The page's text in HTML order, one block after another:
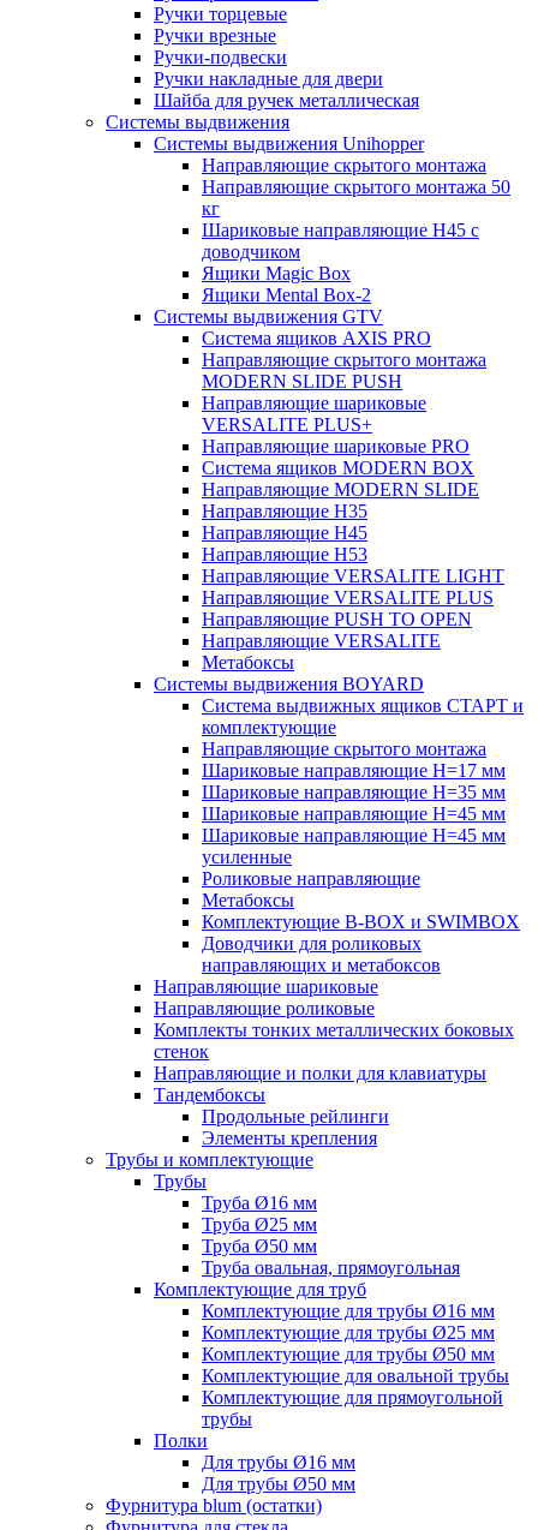
Ручки торцевые
Ручки врезные
Ручки-подвески
Ручки накладные для двери
Шайба для ручек металлическая
Системы выдвижения
Системы выдвижения Unihopper
Направляющие скрытого монтажа
Направляющие скрытого монтажа 50
кг
Шариковые направляющие H45 с
доводчиком
Ящики Magic Box
Ящики Mental Box-2
Системы выдвижения GTV
Система ящиков AXIS PRO
Направляющие скрытого монтажа
MODERN SLIDE PUSH
Направляющие шариковые
VERSALITE PLUS+
Направляющие шариковые PRO
Система ящиков MODERN BOX
Направляющие MODERN SLIDE
Направляющие H35
Направляющие H45
Направляющие H53
Направляющие VERSALITE LIGHT
Направляющие VERSALITE PLUS
Направляющие PUSH TO OPEN
Направляющие VERSALITE
Метабоксы
Системы выдвижения BOYARD
Система выдвижных ящиков СТАРТ и
комплектующие
Направляющие скрытого монтажа
Шариковые направляющие H=17 мм
Шариковые направляющие H=35 мм
Шариковые направляющие H=45 мм
Шариковые направляющие H=45 мм
усиленные
Роликовые направляющие
Метабоксы
Комплектующие B-BOX и SWIMBOX
Доводчики для роликовых
направляющих и метабоксов
Направляющие шариковые
Направляющие роликовые
Комплекты тонких металлических боковых
стенок
Направляющие и полки для клавиатуры
Тандембоксы
Продольные рейлинги
Элементы крепления
Трубы и комплектующие
Трубы
Труба Ø16 мм
Труба Ø25 мм
Труба Ø50 мм
Труба овальная, прямоугольная
Комплектующие для труб
Комплектующие для трубы Ø16 мм
Комплектующие для трубы Ø25 мм
Комплектующие для трубы Ø50 мм
Комплектующие для овальной трубы
Комплектующие для прямоугольной
трубы
Полки
Для трубы Ø16 мм
Для трубы Ø50 мм
Фурнитура blum (остатки)